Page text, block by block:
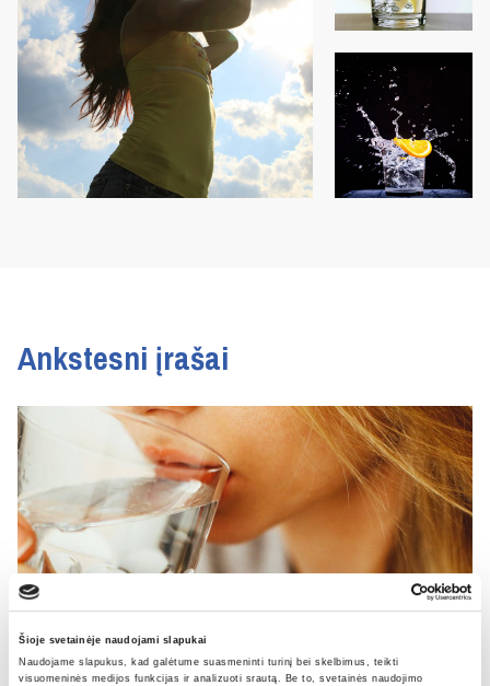
Šioje svetainėje naudojami slapukai
Naudojame slapukus, kad galėtume suasmeninti turinį bei skelbimus, teikti
visuomeninės medijos funkcijas ir analizuoti srautą. Be to, svetainės naudojimo
Ankstesni įrašai